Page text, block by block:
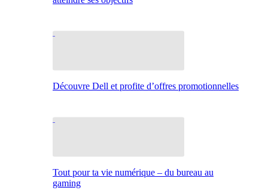
Découvre Dell et profite d’offres promotionnelles
Tout pour ta vie numérique – du bureau au
gaming